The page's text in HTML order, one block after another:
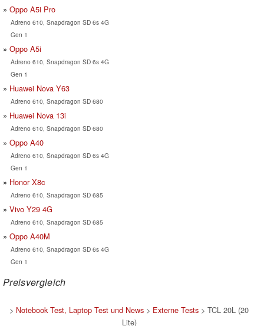
Oppo A5i Pro
Adreno 610, Snapdragon SD 6s 4G
Gen 1
Oppo A5i
Adreno 610, Snapdragon SD 6s 4G
Gen 1
Huawei Nova Y63
Adreno 610, Snapdragon SD 680
Huawei Nova 13i
Adreno 610, Snapdragon SD 680
Oppo A40
Adreno 610, Snapdragon SD 6s 4G
Gen 1
Honor X8c
Adreno 610, Snapdragon SD 685
Vivo Y29 4G
Adreno 610, Snapdragon SD 685
Oppo A40M
Adreno 610, Snapdragon SD 6s 4G
Gen 1
Preisvergleich
> Notebook Test, Laptop Test und News > Externe Tests > TCL 20L (20
Lite)